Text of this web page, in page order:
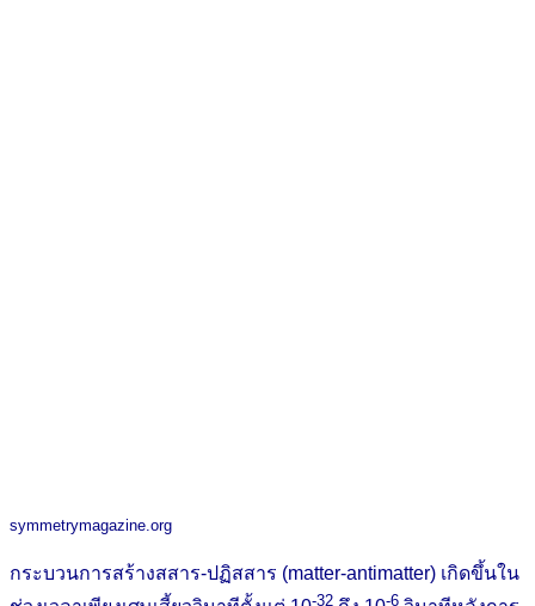
symmetrymagazine.org
กระบวนการสร้างสสาร-ปฏิสสาร (matter-antimatter) เกิดขึ้นใน
-32 -6